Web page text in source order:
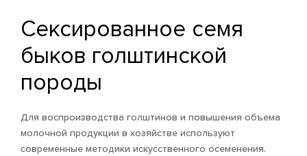
Сексированное семя
быков голштинской
породы
Для воспроизводства голштинов и повышения объема
молочной продукции в хозяйстве используют
современные методики искусственного осеменения.